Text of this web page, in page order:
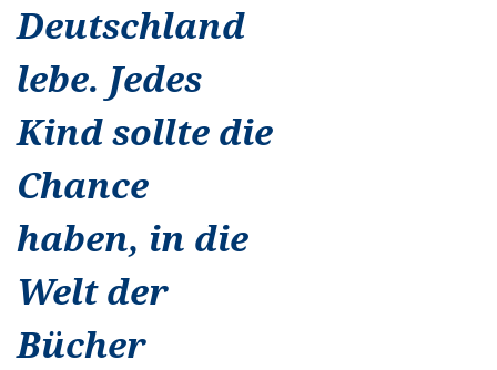
Deutschland
lebe. Jedes
Kind sollte die
Chance
haben, in die
Welt der
Bücher